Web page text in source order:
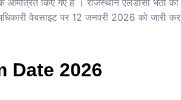
वेबसाइट पर 12 जनवरी 2026 को जारी कर
Date 2026